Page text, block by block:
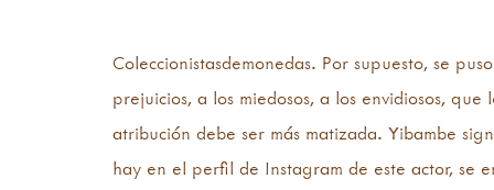
Coleccionistasdemonedas. Por supuesto, se
prejuicios, a los miedosos, a los envidiosos,
atribución debe ser más matizada. Yibambe
hay en el perfil de Instagram de este actor, se